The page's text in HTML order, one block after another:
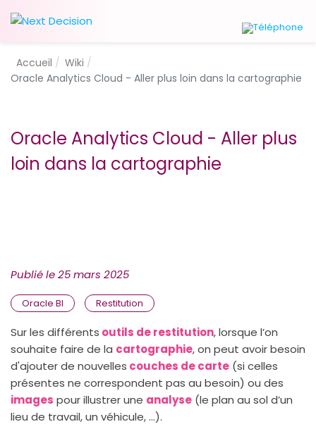
Accueil
Wiki
Oracle Analytics Cloud - Aller plus loin dans la cartographie
Oracle Analytics Cloud - Aller plus
loin dans la cartographie
Publié le25 mars 2025
Oracle BI Restitution
Sur les différents outils de restitution, lorsque l’on
souhaite faire de la cartographie, on peut avoir besoin
d'ajouter de nouvelles couches de carte (si celles
présentes ne correspondent pas au besoin) ou des
images pour illustrer une analyse (le plan au sol d’un
lieu de travail, un véhicule, …).